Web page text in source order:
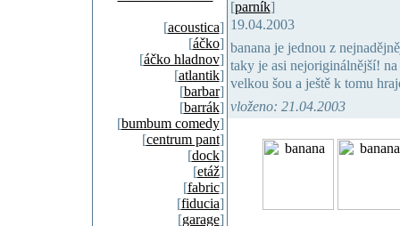
[acoustica]
[áčko]
[áčko hladnov]
[atlantik]
[barbar]
[barrák]
[bumbum comedy]
[centrum pant]
[dock]
[etáž]
[fabric]
[fiducia]
[garage]
[parník]
19.04.2003
banana je jednou z
taky je asi nejoriginálnější!
velkou šou a ještě k tomu
vloženo: 21.04.2003